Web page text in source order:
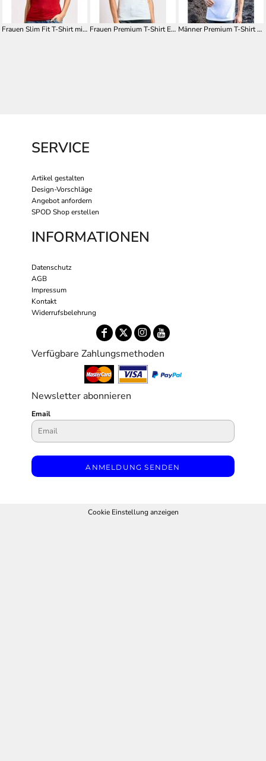
Frauen Slim Fit T-Shirt mit V Ausschnitt E3086 Frauen Premium T-Shirt E3005 Männer Premium T-Shirt E3000
SERVICE
Artikel gestalten
Design-Vorschläge
Angebot anfordern
SPOD Shop erstellen
INFORMATIONEN
Datenschutz
AGB
Impressum
Kontakt
Widerrufsbelehrung
Verfügbare Zahlungsmethoden
Newsletter abonnieren
Email
ANMELDUNG SENDEN
Cookie Einstellung anzeigen